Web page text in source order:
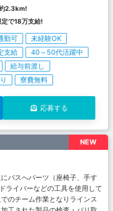
2.3km!
定で18万支給!
勤可
未経験OK
支給
40～50代活躍中
給与前渡し
寮費無料
応募する
NEW
バスへパーツ（座椅子、手す
ライバーなどの工具を使用して
のチーム作業となりラインス